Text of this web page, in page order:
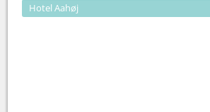
Hotel Aahøj